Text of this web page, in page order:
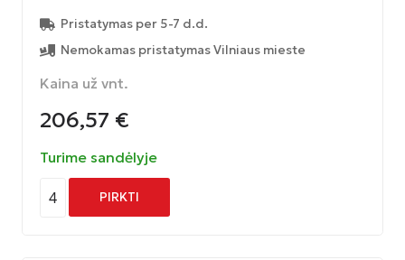
Pristatymas per 5-7 d.d.
Nemokamas pristatymas Vilniaus mieste
Kaina už vnt.
206,57 €
Turime sandėlyje
4 PIRKTI